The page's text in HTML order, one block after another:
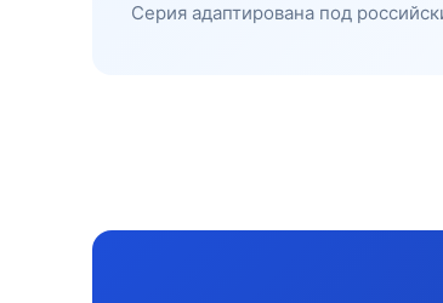
Серия адаптирована под